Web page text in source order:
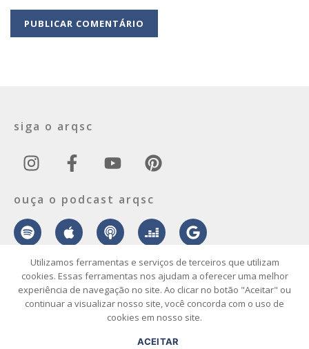
siga o arqsc
ouça o podcast arqsc
Santa Catarina – Todos os Direitos Reservados.
sobre contato envie seu projeto publicidade vídeo podcast
Utilizamos ferramentas e serviços de terceiros que utilizam
cookies. Essas ferramentas nos ajudam a oferecer uma melhor
experiência de navegação no site. Ao clicar no botão "Aceitar" ou
continuar a visualizar nosso site, você concorda com o uso de
cookies em nosso site.
ACEITAR